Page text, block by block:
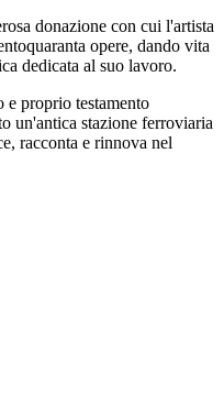
donazione con cui l'artista
opere, dando vita
dedicata al suo lavoro.
e proprio testamento
un'antica stazione ferroviaria
racconta e rinnova nel